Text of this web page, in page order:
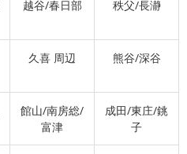
越谷/春日部 秩父/長瀞
久喜 周辺 熊谷/深谷
館山/南房総/
富津
成田/東庄/銚
子